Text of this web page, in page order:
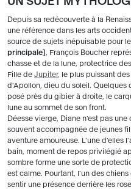
Depuis sa redécouverte à la
une référence dans les arts
source de sujets inépuisable pour
principale , François Boucher
chasse et de la lune, protectrice
Fille de Jupiter, le plus puissant
d'Apollon, dieu du soleil.
posé près du gibier à droite, le
lune au sommet de son front.
Déesse vierge, Diane n'est pas
souvent accompagnée de jeunes
aventure amoureuse. L'une d'elles
bain, moment de repos privilégié
sombre forme une sorte de
est calme. Pourtant, l'un des
sentir une présence derrière les